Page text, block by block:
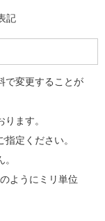
で変更することが
ます。
定ください。
ようにミリ単位